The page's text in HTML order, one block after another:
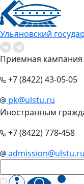
Ульяновский
Приемная кампания
+7 (8422) 43-05-05
pk@ulstu.ru
Иностранным
+7 (8422) 778-458
admission@ulstu.ru